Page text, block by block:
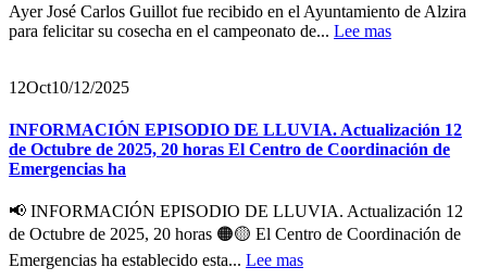
Ayer José Carlos Guillot fue recibido en el Ayuntamiento de Alzira
para felicitar su cosecha en el campeonato de... Lee mas
12Oct10/12/2025
INFORMACIÓN EPISODIO DE LLUVIA. Actualización 12
de Octubre de 2025, 20 horas El Centro de Coordinación de
Emergencias ha
📢 INFORMACIÓN EPISODIO DE LLUVIA. Actualización 12
de Octubre de 2025, 20 horas 🟠🟡 El Centro de Coordinación de
Emergencias ha establecido esta... Lee mas